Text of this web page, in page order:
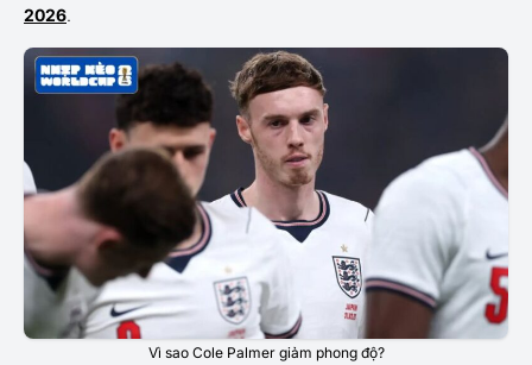
2026.
Vì sao Cole Palmer giảm phong độ?